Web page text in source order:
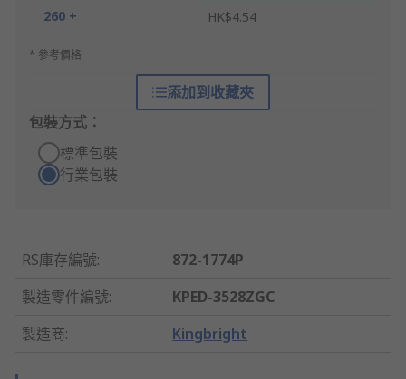
260 +
HK$4.54
* 參考價格
添加到收藏夾
包裝方式：
標準包裝
行業包裝
RS庫存編號:
872-1774P
製造零件編號:
KPED-3528ZGC
製造商: Kingbright